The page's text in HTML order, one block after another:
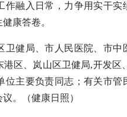
作融入日常，力争用实干实
康答卷。
健局、市人民医院、市中
区、岚山区卫健局,开发区
位主要负责同志；有关市管
。（健康日照）